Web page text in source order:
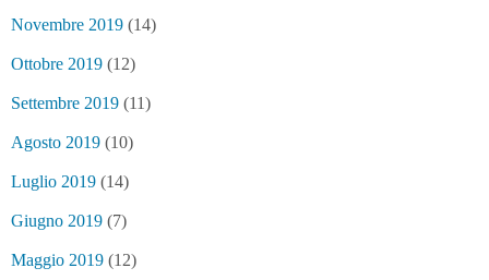
Novembre 2019 (14)
Ottobre 2019 (12)
Settembre 2019 (11)
Agosto 2019 (10)
Luglio 2019 (14)
Giugno 2019 (7)
Maggio 2019 (12)